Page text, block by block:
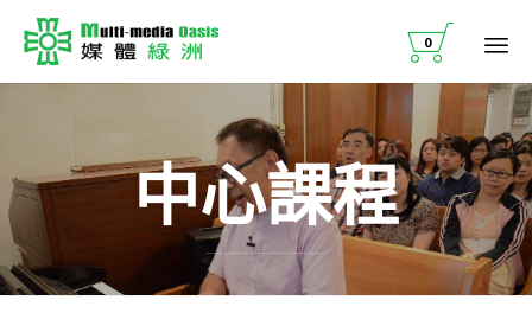

0
to
中心課程